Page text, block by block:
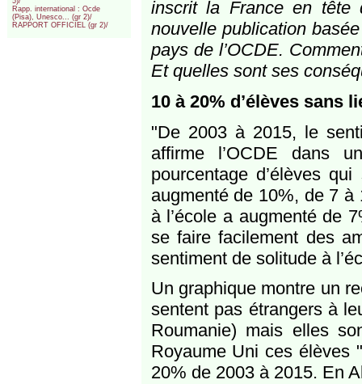
Rapp. international : Ocde
(Pisa), Unesco... (gr 2)/
RAPPORT OFFICIEL (gr 2)/
inscrit la France en tête
nouvelle publication
pays de l’OCDE.
Et quelles sont ses
10 à 20% d’élèves sans
"De 2003 à 2015, le
affirme l’OCDE dans
pourcentage d’élèves
augmenté de 10%, de 7 à
à l’école a augmenté de
se faire facilement des
sentiment de solitude à
Un graphique montre un
sentent pas étrangers à
Roumanie) mais elles
Royaume Uni ces élèves
20% de 2003 à 2015. En